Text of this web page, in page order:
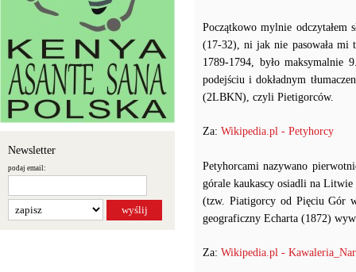
Newsletter
podaj email:
Początkowo mylnie odczytałem
(17-32), ni jak nie pasowała mi
1789-1794, było maksymalnie
podejściu i dokładnym
(2LBKN), czyli Pietigorców.
Za: Wikipedia.pl - Petyhorcy
Petyhorcami nazywano
górale kaukascy osiadli na Litwie
(tzw. Piatigorcy od Pięciu Gór
geograficzny Echarta (1872)
Za: Wikipedia.pl -